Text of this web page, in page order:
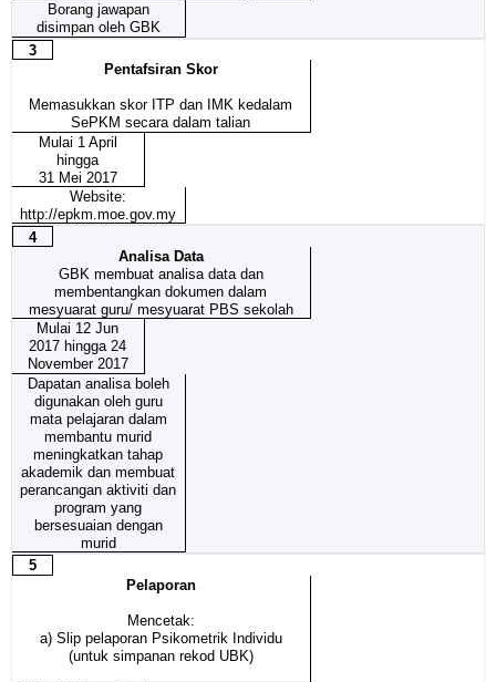
Borang jawapan
disimpan oleh GBK
3
Pentafsiran Skor
Memasukkan skor ITP dan IMK kedalam
SePKM secara dalam talian
Mulai 1 April
hingga
31 Mei 2017
Website:
http://epkm.moe.gov.my
4
Analisa Data
GBK membuat analisa data dan
membentangkan dokumen dalam
mesyuarat guru/ mesyuarat PBS sekolah
Mulai 12 Jun
2017 hingga 24
November 2017
Dapatan analisa boleh
digunakan oleh guru
mata pelajaran dalam
membantu murid
meningkatkan tahap
akademik dan membuat
perancangan aktiviti dan
program yang
bersesuaian dengan
murid
5
Pelaporan
Mencetak:
a) Slip pelaporan Psikometrik Individu
(untuk simpanan rekod UBK)